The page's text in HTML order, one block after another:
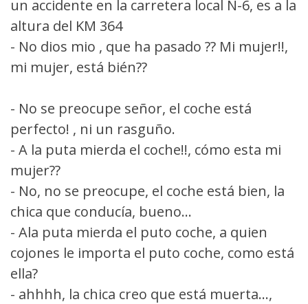
un accidente en la carretera local N-6, es a la
altura del KM 364
- No dios mio , que ha pasado ?? Mi mujer!!,
mi mujer, está bién??
- No se preocupe señor, el coche está
perfecto! , ni un rasguño.
- A la puta mierda el coche!!, cómo esta mi
mujer??
- No, no se preocupe, el coche está bien, la
chica que conducía, bueno...
- Ala puta mierda el puto coche, a quien
cojones le importa el puto coche, como está
ella?
- ahhhh, la chica creo que está muerta...,